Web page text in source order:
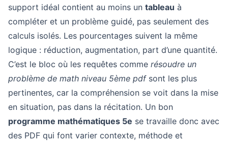
support idéal contient au moins un tableau à
compléter et un problème guidé, pas seulement des
calculs isolés. Les pourcentages suivent la même
logique : réduction, augmentation, part d’une quantité.
C’est le bloc où les requêtes comme résoudre un
problème de math niveau 5ème pdfsont les plus
pertinentes, car la compréhension se voit dans la mise
en situation, pas dans la récitation. Un bon
programme mathématiques 5e se travaille donc avec
des PDF qui font varier contexte, méthode et